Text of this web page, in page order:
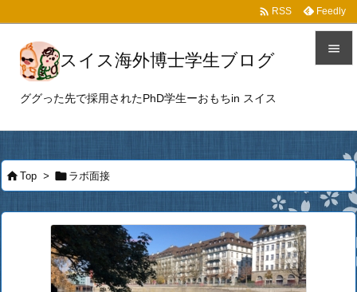



 RSS Feedly
スイス海外博士学生ブログ
ググった先で採用されたPhD学生ーおもちin スイス
Top >  ラボ面接